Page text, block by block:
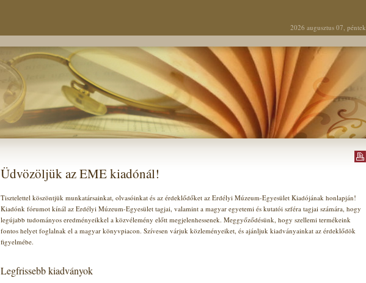
2026 augusztus 07, péntek
Üdvözöljük az EME kiadónál!
Tisztelettel köszöntjük munkatársainkat, olvasóinkat és az érdeklődőket az Erdélyi Múzeum-Egyesület Kiadójának honlapján!
Kiadónk fórumot kínál az Erdélyi Múzeum-Egyesület tagjai, valamint a magyar egyetemi és kutatói szféra tagjai számára, hogy
legújabb tudományos eredményeikkel a közvélemény előtt megjelenhessenek. Meggyőződésünk, hogy szellemi termékeink
fontos helyet foglalnak el a magyar könyvpiacon. Szívesen várjuk közleményeiket, és ajánljuk kiadványainkat az érdeklődök
figyelmébe.
Legfrissebb kiadványok